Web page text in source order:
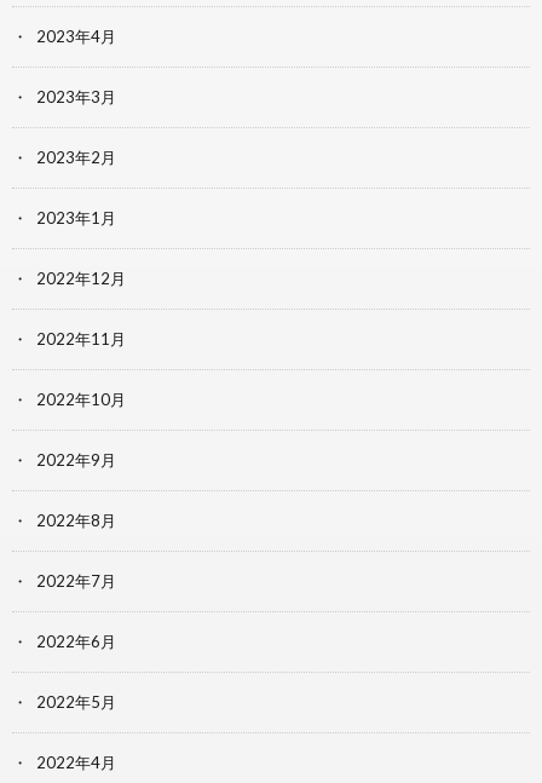
2023年4月
2023年3月
2023年2月
2023年1月
2022年12月
2022年11月
2022年10月
2022年9月
2022年8月
2022年7月
2022年6月
2022年5月
2022年4月